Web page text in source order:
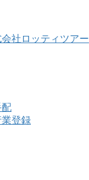
社ロッティツアー
配
登録